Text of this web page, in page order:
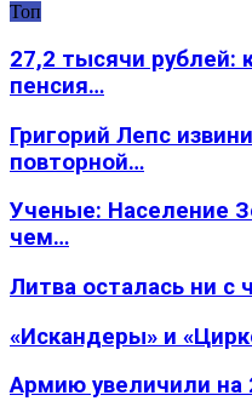
Топ
27,2 тысячи рублей:
пенсия…
Григорий Лепс
повторной…
Ученые: Население
чем…
Литва осталась ни
«Искандеры» и
Армию увеличили